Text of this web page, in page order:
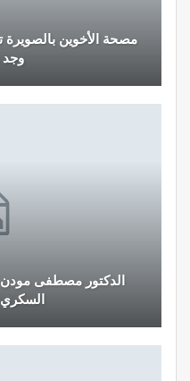
بالصويرة توفير معدات
مصطفى مودن يقدم نصائح مهمة